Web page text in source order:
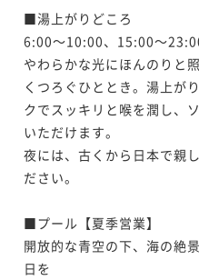
■湯上がりどころ
6:00～10:00、15:00～
やわらかな光にほんのりと
くつろぐひととき。湯上が
クでスッキリと喉を潤し、
いただけます。
夜には、古くから日本で親
ださい。
■プール【夏季営業】
開放的な青空の下、海の絶
日を